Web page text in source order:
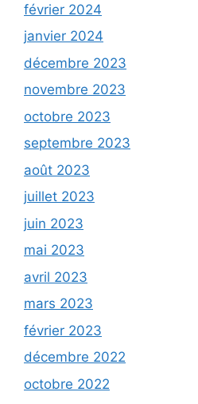
février 2024
janvier 2024
décembre 2023
novembre 2023
octobre 2023
septembre 2023
août 2023
juillet 2023
juin 2023
mai 2023
avril 2023
mars 2023
février 2023
décembre 2022
octobre 2022